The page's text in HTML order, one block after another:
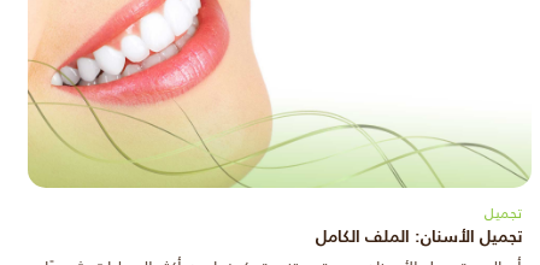
تجميل
تجميل الأسنان: الملف الكامل